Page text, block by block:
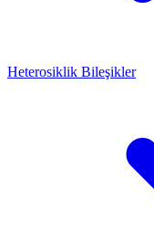
Heterosiklik Bileşikler